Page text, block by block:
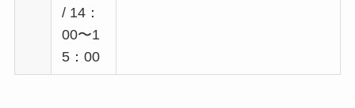
/ 14：
00〜1
5：00